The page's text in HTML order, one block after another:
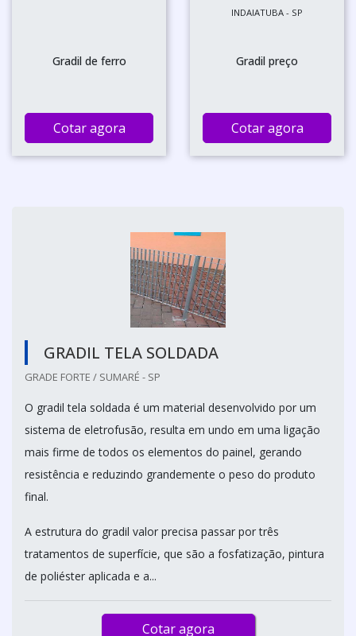
Gradil de ferro
Cotar agora
INDAIATUBA - SP
Gradil preço
Cotar agora
GRADIL TELA SOLDADA
GRADE FORTE / SUMARÉ - SP
O gradil tela soldada é um material desenvolvido por um
sistema de eletrofusão, resulta em undo em uma ligação
mais firme de todos os elementos do painel, gerando
resistência e reduzindo grandemente o peso do produto
final.
A estrutura do gradil valor precisa passar por três
tratamentos de superfície, que são a fosfatização, pintura
de poliéster aplicada e a...
Cotar agora